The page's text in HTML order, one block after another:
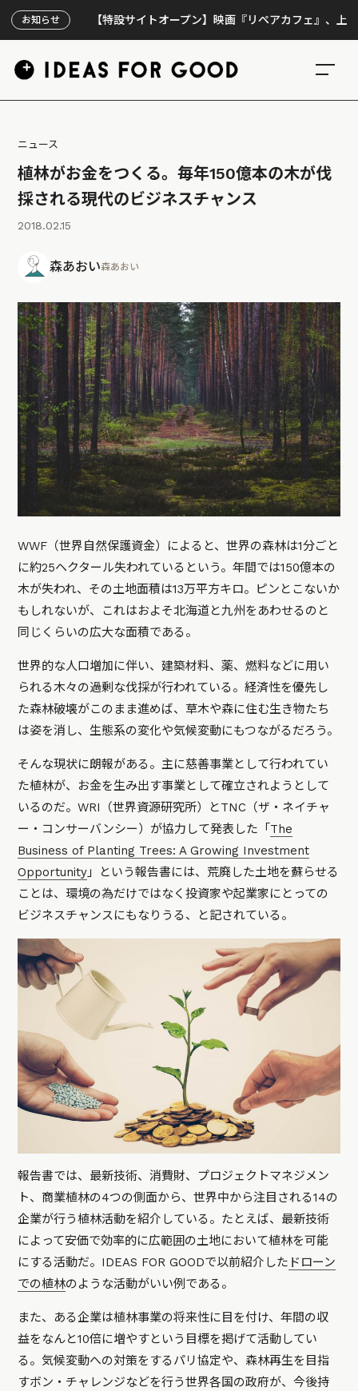
お知らせ【特設サイトオープン】映画『リペアカフェ』、上映300回
ニュース
植林がお金をつくる。毎年150億本の木が伐
採される現代のビジネスチャンス
2018.02.15
森あおい森あおい
WWF（世界自然保護資金）によると、世界の森林は1分ごと
に約25ヘクタール失われているという。年間では150億本の
木が失われ、その土地面積は13万平方キロ。ピンとこないか
もしれないが、これはおよそ北海道と九州をあわせるのと
同じくらいの広大な面積である。
世界的な人口増加に伴い、建築材料、薬、燃料などに用い
られる木々の過剰な伐採が行われている。経済性を優先し
た森林破壊がこのまま進めば、草木や森に住む生き物たち
は姿を消し、生態系の変化や気候変動にもつながるだろう。
そんな現状に朗報がある。主に慈善事業として行われてい
た植林が、お金を生み出す事業として確立されようとして
いるのだ。WRI（世界資源研究所）とTNC（ザ・ネイチャ
ー・コンサーバンシー）が協力して発表した「 The
Business of Planting Trees: A Growing Investment
Opportunity 」という報告書には、荒廃した土地を蘇らせる
ことは、環境の為だけではなく投資家や起業家にとっての
ビジネスチャンスにもなりうる、と記されている。
報告書では、最新技術、消費財、プロジェクトマネジメン
ト、商業植林の4つの側面から、世界中から注目される14の
企業が行う植林活動を紹介している。たとえば、最新技術
によって安価で効率的に広範囲の土地において植林を可能
にする活動だ。IDEAS FOR GOODで以前紹介した ドローン
での植林のような活動がいい例である。
また、ある企業は植林事業の将来性に目を付け、年間の収
益をなんと10倍に増やすという目標を掲げて活動してい
る。気候変動への対策をするパリ協定や、森林再生を目指
すボン・チャレンジなどを行う世界各国の政府が、今後持